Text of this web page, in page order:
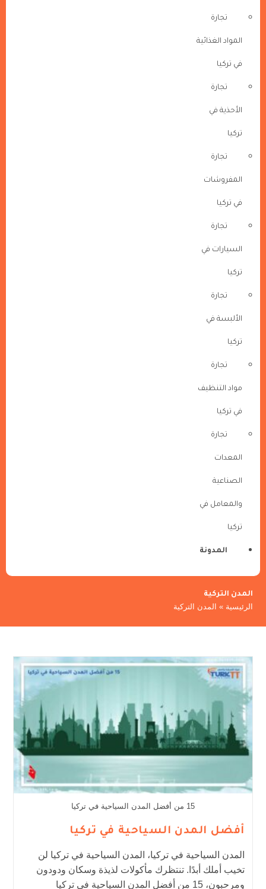
تجارة
المواد الغذائية
في تركيا
تجارة
الأحذية في
تركيا
تجارة
المفروشات
في تركيا
تجارة
السيارات في
تركيا
تجارة
الألبسة في
تركيا
تجارة
مواد التنظيف
في تركيا
تجارة
المعدات
الصناعية
والمعامل في
تركيا
المدونة
المدن التركية
الرئيسية» المدن التركية
15 من أفضل المدن السياحية في تركيا
أفضل المدن السياحية في تركيا
المدن السياحية في تركيا، المدن السياحية في تركيا لن
تخيب أملك أبدًا. تنتظرك مأكولات لذيذة وسكان ودودون
ومرحبون، 15 من أفضل المدن السياحية في تركيا